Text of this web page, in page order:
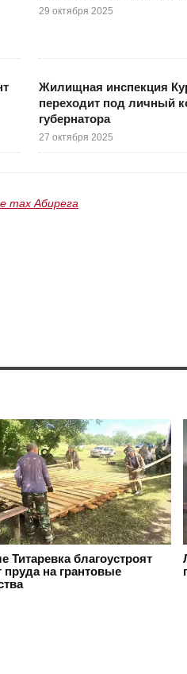
29 октября 2025
Жилищная инспекция
переходит под личный
губернатора
27 октября 2025
max Абирега
Титаревка благоустроят
пруда на грантовые